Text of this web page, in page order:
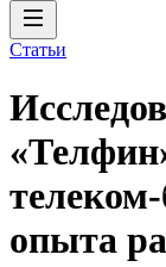
Статьи
опыта